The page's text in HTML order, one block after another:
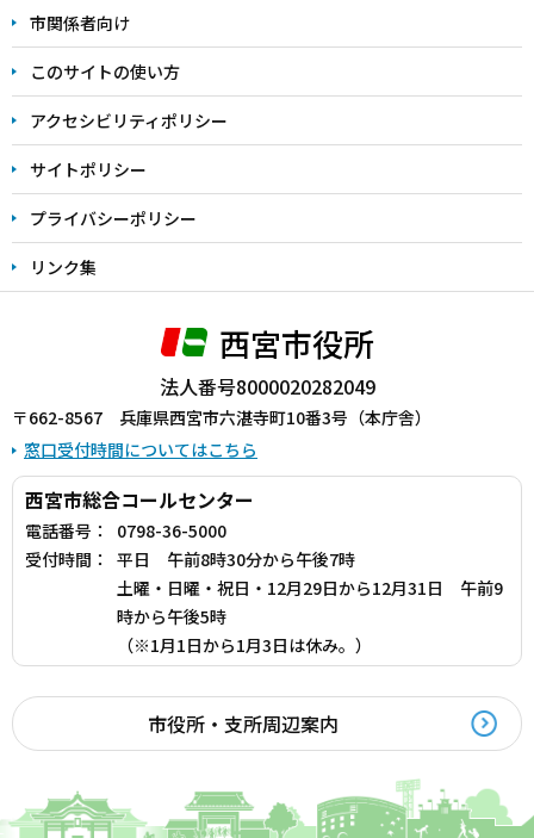
こ
ま
で
市関係者向け
このサイトの使い方
アクセシビリティポリシー
サイトポリシー
プライバシーポリシー
リンク集
西宮市役所
法人番号8000020282049
〒662-8567 兵庫県西宮市六湛寺町10番3号（本庁舎）
窓口受付時間についてはこちら
西宮市総合コールセンター
電話番号：
0798-36-5000
受付時間：
平日 午前8時30分から午後7時
土曜・日曜・祝日・12月29日から12月31日 午前9
時から午後5時
（※1月1日から1月3日は休み。）
市役所・支所周辺案内